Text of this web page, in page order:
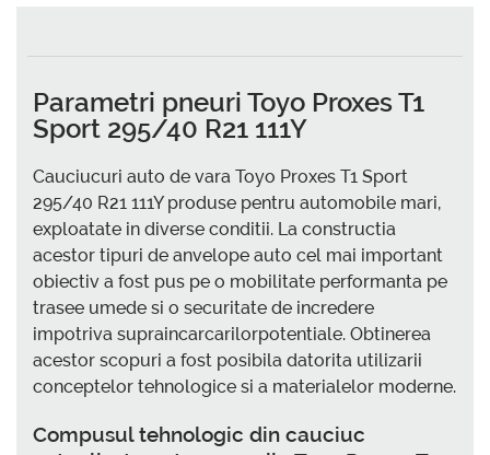
Parametri pneuri Toyo Proxes T1
Sport 295/40 R21 111Y
Cauciucuri auto de vara Toyo Proxes T1 Sport
295/40 R21 111Y produse pentru automobile mari,
exploatate in diverse conditii. La constructia
acestor tipuri de anvelope auto cel mai important
obiectiv a fost pus pe o mobilitate performanta pe
trasee umede si o securitate de incredere
impotriva supraincarcarilorpotentiale. Obtinerea
acestor scopuri a fost posibila datorita utilizarii
conceptelor tehnologice si a materialelor moderne.
Compusul tehnologic din cauciuc